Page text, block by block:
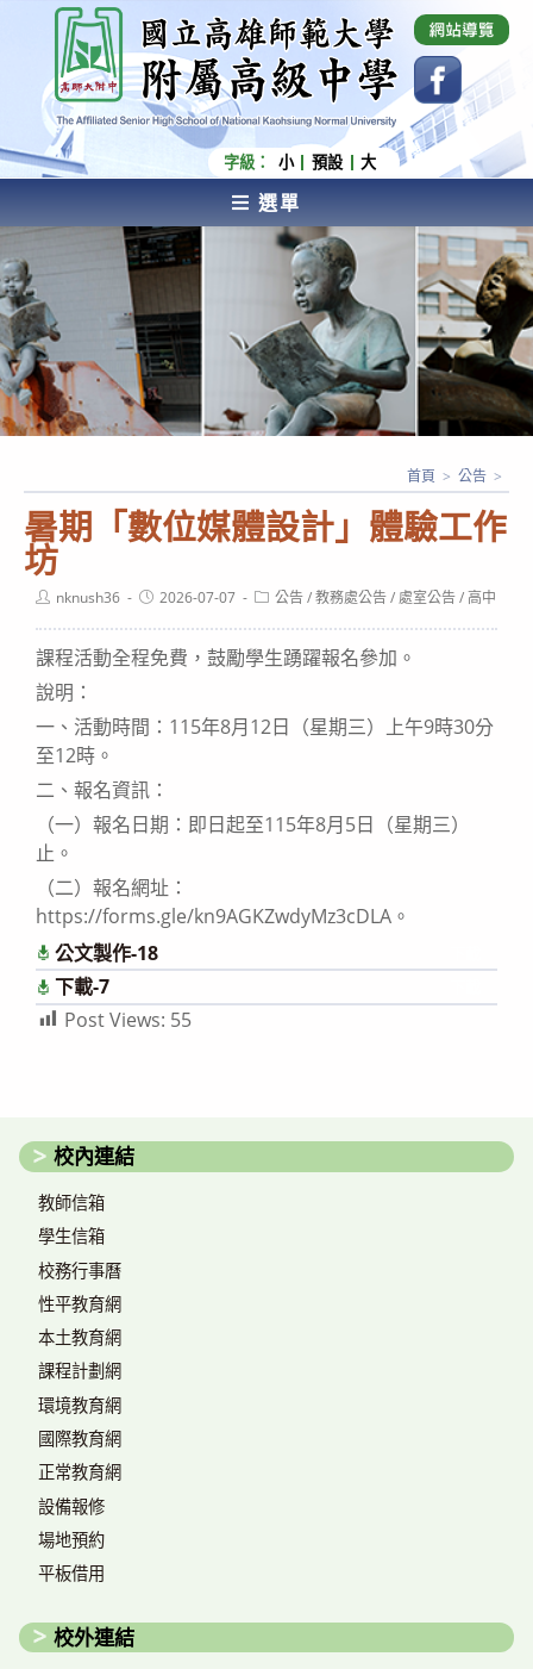
內
容
國立高雄師範大學附屬高級中學 Affiliated Senior
High School of National Kaohsiung Normal
University
字級： 小 預設 大
選單
AFFILIATED SENIOR HIGH SCHOOL OF NATIONAL
KAOHSIUNG NORMAL UNIVERSITY
暑期「數位媒體設計」體驗工作
坊
首頁 > 公告 >
Postnknush36
Post2026-07-07
Post公告/教務處公告/處室公告/高中
課程活動全程免費，鼓勵學生踴躍報名參加。
說明：
一、活動時間：115年8月12日（星期三）上午9時30分
至12時。
二、報名資訊：
（一）報名日期：即日起至115年8月5日（星期三）
止。
（二）報名網址：
https://forms.gle/kn9AGKZwdyMz3cDLA。
公文製作-18
下載-7
Post Views: 55
校內連結
教師信箱
學生信箱
校務行事曆
性平教育網
本土教育網
課程計劃網
環境教育網
國際教育網
正常教育網
設備報修
場地預約
平板借用
校外連結